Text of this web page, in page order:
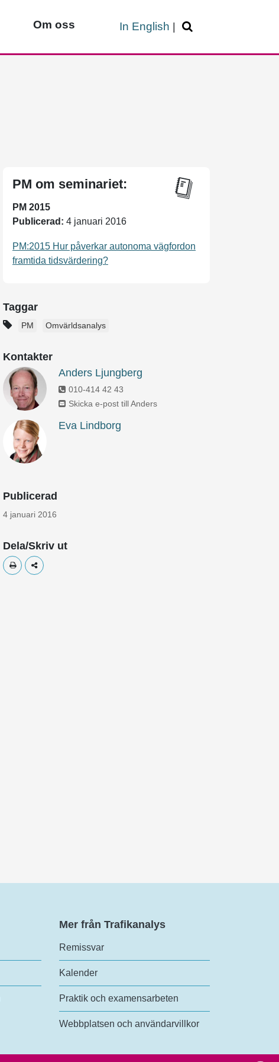
Om oss In English
PM om seminariet:
PM 2015
Publicerad: 4 januari 2016
PM:2015 Hur påverkar autonoma vägfordon
framtida tidsvärdering?
Taggar
PM Omvärldsanalys
Kontakter
Anders Ljungberg
010-414 42 43
Skicka e-post till Anders
Eva Lindborg
Publicerad
4 januari 2016
Dela/Skriv ut
Skriv utDela
Mer från Trafikanalys
Remissvar
Kalender
Praktik och examensarbeten
Webbplatsen och användarvillkor